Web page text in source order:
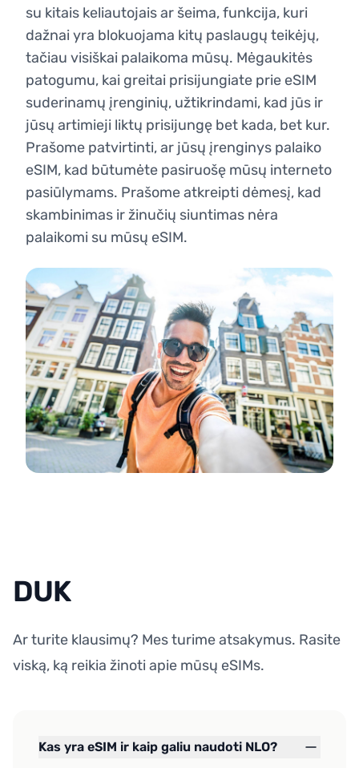
su kitais keliautojais ar šeima, funkcija, kuri
dažnai yra blokuojama kitų paslaugų teikėjų,
tačiau visiškai palaikoma mūsų. Mėgaukitės
patogumu, kai greitai prisijungiate prie eSIM
suderinamų įrenginių, užtikrindami, kad jūs ir
jūsų artimieji liktų prisijungę bet kada, bet kur.
Prašome patvirtinti, ar jūsų įrenginys palaiko
eSIM, kad būtumėte pasiruošę mūsų interneto
pasiūlymams. Prašome atkreipti dėmesį, kad
skambinimas ir žinučių siuntimas nėra
palaikomi su mūsų eSIM.
DUK
Ar turite klausimų? Mes turime atsakymus. Rasite
viską, ką reikia žinoti apie mūsų eSIMs.
Kas yra eSIM ir kaip galiu naudoti NLO?